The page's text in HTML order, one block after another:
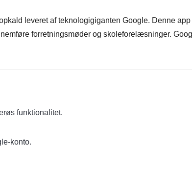
leveret af teknologigiganten Google. Denne app
forretningsmøder og skoleforelæsninger.
funktionalitet.
konto.